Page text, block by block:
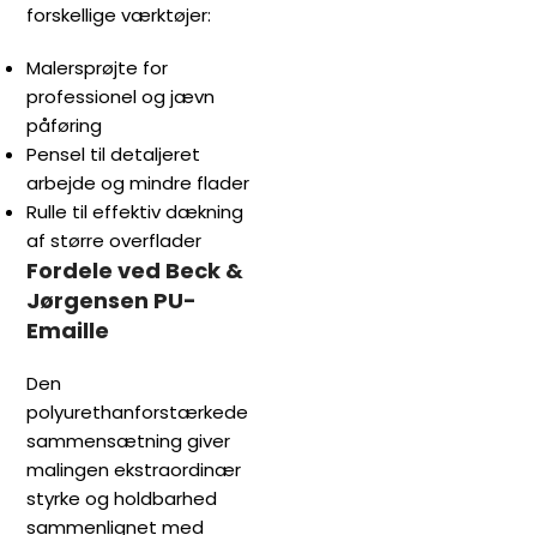
forskellige værktøjer:
Malersprøjte for
professionel og jævn
påføring
Pensel til detaljeret
arbejde og mindre flader
Rulle til effektiv dækning
af større overflader
Fordele ved Beck &
Jørgensen PU-
Emaille
Den
polyurethanforstærkede
sammensætning giver
malingen ekstraordinær
styrke og holdbarhed
sammenlignet med